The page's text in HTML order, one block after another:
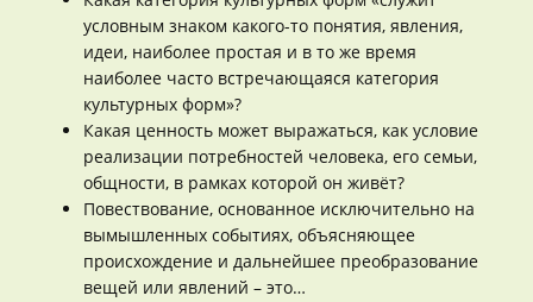
условным знаком какого-то понятия, явления,
идеи, наиболее простая и в то же время
наиболее часто встречающаяся категория
культурных форм»?
Какая ценность может выражаться, как условие
реализации потребностей человека, его семьи,
общности, в рамках которой он живёт?
Повествование, основанное исключительно на
вымышленных событиях, объясняющее
происхождение и дальнейшее преобразование
вещей или явлений – это…